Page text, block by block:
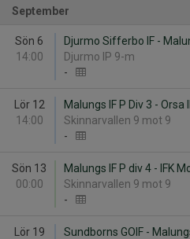
September
Sön 6
14:00
Djurmo Sifferbo IF -
Djurmo IP 9-m
-
Lör 12
14:00
Malungs IF P Div 3 - Orsa
Skinnarvallen 9 mot 9
-
Sön 13
00:00
Malungs IF P div 4 - IFK
Skinnarvallen 9 mot 9
-
Lör 19
Sundborns GOIF -